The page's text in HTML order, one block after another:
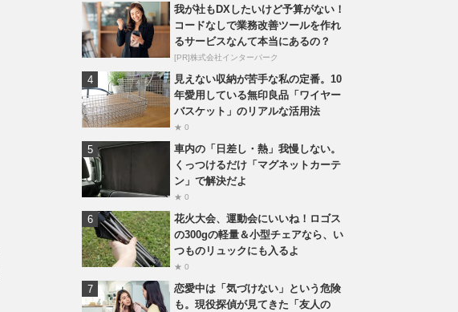
我が社もDXしたいけど予算がない！
コードなしで業務改善ツールを作れ
るサービスなんて本当にあるの？
[PR]株式会社インターパーク
見えない収納が苦手な私の定番。10
年愛用している無印良品「ワイヤー
バスケット」のリアルな活用法
★ 0
車内の「日差し・熱」我慢しない。
くっつけるだけ「マグネットカーテ
ン」で解決だよ
★ 0
花火大会、運動会にいいね！ロゴス
の300gの軽量＆小型チェアなら、い
つものリュックにも入るよ
★ 0
恋愛中は「気づけない」という危険
も。現役探偵が見てきた「友人の